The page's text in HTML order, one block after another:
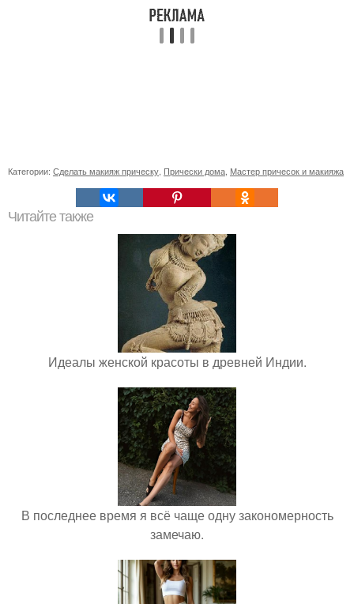
Категории: Сделать макияж прическу Прически дома Мастер причесок и макияжа
Читайте также
Идеалы женской красоты в древней Индии.
В последнее время я всё чаще одну закономерность
замечаю.